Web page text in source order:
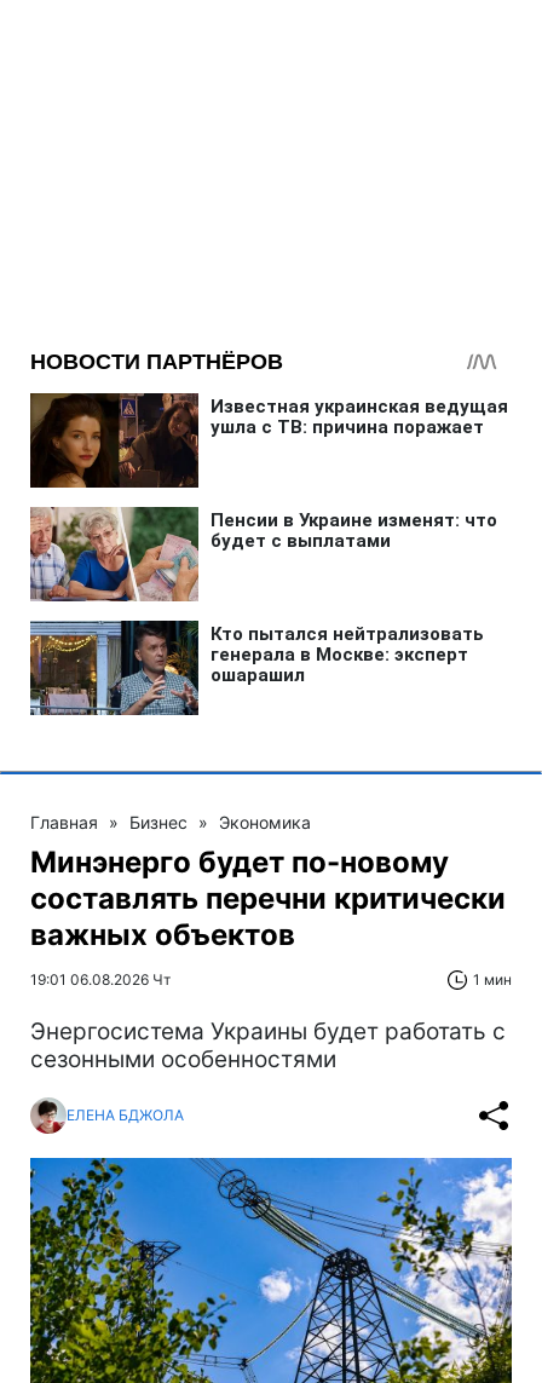
Главная » Бизнес » Экономика
Минэнерго будет по-новому
составлять перечни критически
важных объектов
19:01 06.08.2026 Чт 1 мин
Энергосистема Украины будет работать с
сезонными особенностями
ЕЛЕНА БДЖОЛА